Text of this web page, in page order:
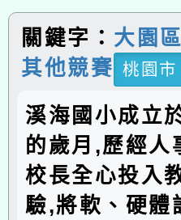
關鍵字： 大園區
其他競賽 桃園市
溪海國小成立
的歲月,歷經
校長全心投入
驗,將軟、硬體